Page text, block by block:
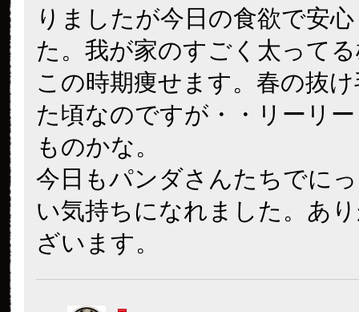
りましたが今日の食欲で安
た。我が家のすごく太って
この時期痩せます。春の抜
た頃なのですが・・リーリ
ものかな。
今日もパンダさんたちでに
い気持ちになれました。あ
ざいます。